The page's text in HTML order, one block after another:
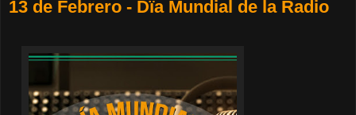
13 de Febrero - Dïa Mundial de la Radio